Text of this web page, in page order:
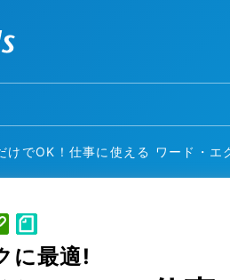
けでOK！仕事に使える ワード・
に最適!